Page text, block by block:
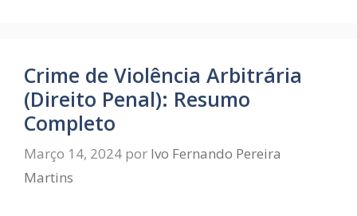
Crime de Violência Arbitrária
(Direito Penal): Resumo
Completo
Março 14, 2024 por Ivo Fernando Pereira
Martins